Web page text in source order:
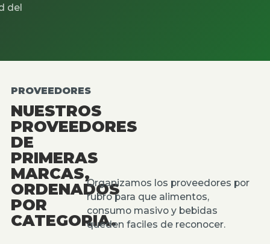
del
PROVEEDORES
NUESTROS
PROVEEDORES
DE
PRIMERAS
MARCAS,
ORDENADOS
POR
CATEGORIA.
Organizamos los proveedores por
rubro para que alimentos,
consumo masivo y bebidas
queden faciles de reconocer.